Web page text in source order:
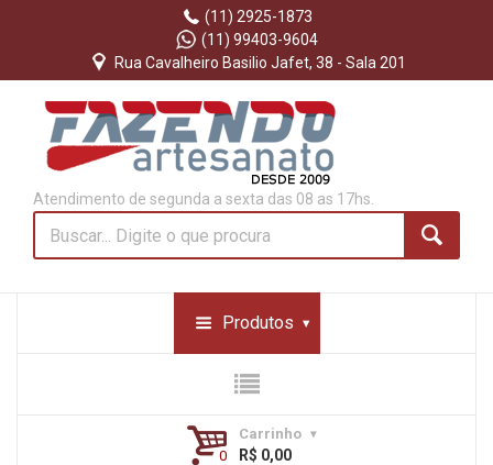
(11) 2925-1873
(11) 99403-9604
Rua Cavalheiro Basilio Jafet, 38 - Sala 201
Atendimento de segunda a sexta das 08 as 17hs.
Produtos
Carrinho
R$ 0,00